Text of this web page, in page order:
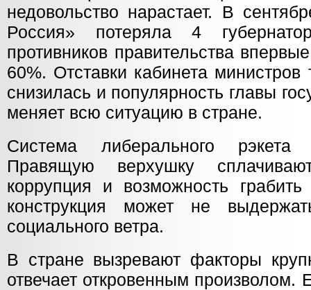
недовольство нарастает. В
Россия» потеряла 4
противников правительства
60%. Отставки кабинета
снизилась и популярность главы
меняет всю ситуацию в стране.
Система либерального рэкета
Правящую верхушку
коррупция и возможность
конструкция может не
социального ветра.
В стране вызревают факторы
отвечает откровенным произволом.